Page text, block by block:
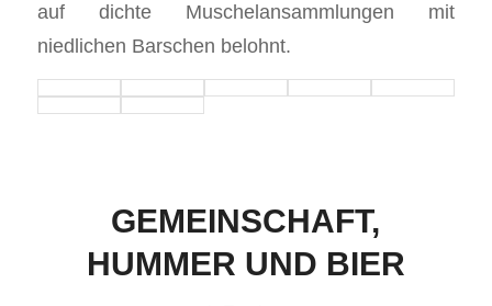
auf dichte Muschelansammlungen mit
niedlichen Barschen belohnt.
GEMEINSCHAFT,
HUMMER UND BIER